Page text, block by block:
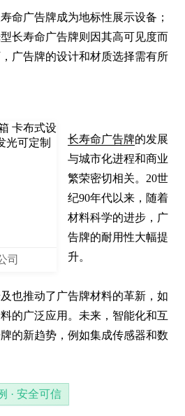
命广告牌成为地标性展示设备；
长寿命广告牌则因其高可见度而
广告牌的设计和材质选择需有所
司
长寿命广告牌的发展
与城市化进程和商业
繁荣密切相关。20世
纪90年代以来，随着
材料科学的进步，广
告牌的耐用性大幅提
升。
也推动了广告牌材料的革新，如
的广泛应用。未来，智能化和互
的新趋势，例如集成传感器和数
· 安全可信